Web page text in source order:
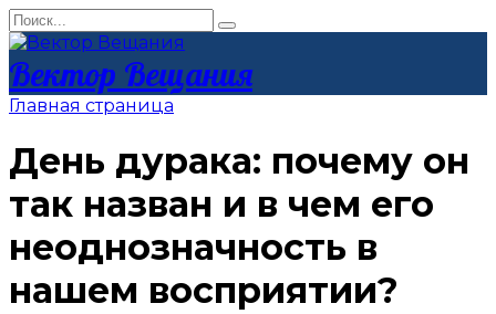
Перейти
к
контенту
Search
for:
Вектор Вещания
Главная страница
День дурака: почему он
так назван и в чем его
неоднозначность в
нашем восприятии?